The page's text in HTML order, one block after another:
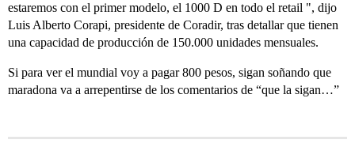
estaremos con el primer modelo, el 1000 D en todo el retail ", dijo
Luis Alberto Corapi, presidente de Coradir, tras detallar que tienen
una capacidad de producción de 150.000 unidades mensuales.
Si para ver el mundial voy a pagar 800 pesos, sigan soñando que
maradona va a arrepentirse de los comentarios de “que la sigan…”